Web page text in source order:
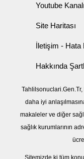
Youtube
Site Haritası
İletişim - Hata
Hakkında
daha iyi
makaleler ve diğer
sağlık kurumlarının
Sitemizde ki tüm